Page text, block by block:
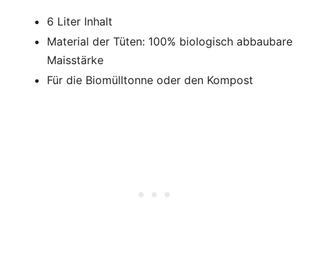
6 Liter Inhalt
Material der Tüten: 100% biologisch abbaubare
Maisstärke
Für die Biomülltonne oder den Kompost